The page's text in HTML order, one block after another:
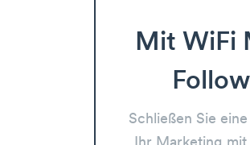
Mit WiFi
Schließen Sie